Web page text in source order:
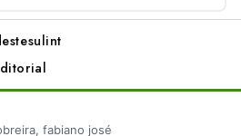
sulint
fabiano josé